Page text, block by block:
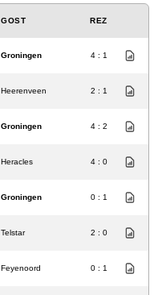
GOST REZ
Groningen 4 : 1
Heerenveen 2 : 1
Groningen 4 : 2
Heracles 4 : 0
Groningen 0 : 1
Telstar 2 : 0
Feyenoord 0 : 1